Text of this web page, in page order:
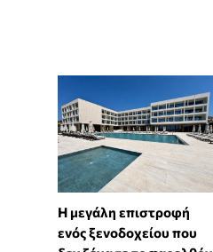
Η μεγάλη επιστροφή
ενός ξενοδοχείου που